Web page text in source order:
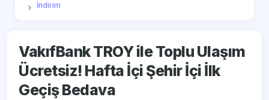
İndirim
VakıfBank TROY ile Toplu Ulaşım
Ücretsiz! Hafta İçi Şehir İçi İlk
Geçiş Bedava